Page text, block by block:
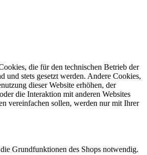
die für den technischen Betrieb der
und stets gesetzt werden. Andere Cookies,
dieser Website erhöhen, der
die Interaktion mit anderen Websites
vereinfachen sollen, werden nur mit Ihrer
Grundfunktionen des Shops notwendig.